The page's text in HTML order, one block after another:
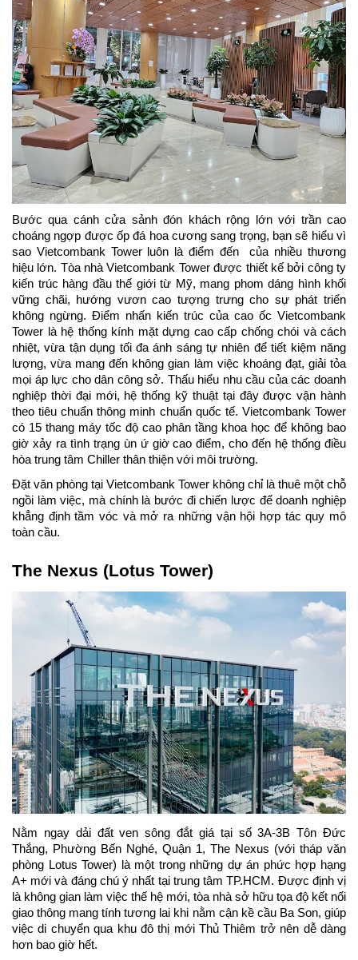
Bước qua cánh cửa sảnh đón khách rộng lớn với trần cao
choáng ngợp được ốp đá hoa cương sang trọng, bạn sẽ hiểu vì
sao Vietcombank Tower luôn là điểm đến  của nhiều thương
hiệu lớn. Tòa nhà Vietcombank Tower được thiết kế bởi công ty
kiến trúc hàng đầu thế giới từ Mỹ, mang phom dáng hình khối
vững chãi, hướng vươn cao tượng trưng cho sự phát triển
không ngừng. Điểm nhấn kiến trúc của cao ốc Vietcombank
Tower là hệ thống kính mặt dựng cao cấp chống chói và cách
nhiệt, vừa tận dụng tối đa ánh sáng tự nhiên để tiết kiệm năng
lượng, vừa mang đến không gian làm việc khoáng đạt, giải tỏa
mọi áp lực cho dân công sở. Thấu hiểu nhu cầu của các doanh
nghiệp thời đại mới, hệ thống kỹ thuật tại đây được vận hành
theo tiêu chuẩn thông minh chuẩn quốc tế. Vietcombank Tower
có 15 thang máy tốc độ cao phân tầng khoa học để không bao
giờ xảy ra tình trạng ùn ứ giờ cao điểm, cho đến hệ thống điều
hòa trung tâm Chiller thân thiện với môi trường.
Đặt văn phòng tại Vietcombank Tower không chỉ là thuê một chỗ
ngồi làm việc, mà chính là bước đi chiến lược để doanh nghiệp
khẳng định tầm vóc và mở ra những vận hội hợp tác quy mô
toàn cầu.
The Nexus (Lotus Tower)
Nằm ngay dải đất ven sông đắt giá tại số 3A-3B Tôn Đức
Thắng, Phường Bến Nghé, Quận 1, The Nexus (với tháp văn
phòng Lotus Tower) là một trong những dự án phức hợp hạng
A+ mới và đáng chú ý nhất tại trung tâm TP.HCM. Được định vị
là không gian làm việc thế hệ mới, tòa nhà sở hữu tọa độ kết nối
giao thông mang tính tương lai khi nằm cận kề cầu Ba Son, giúp
việc di chuyển qua khu đô thị mới Thủ Thiêm trở nên dễ dàng
hơn bao giờ hết.